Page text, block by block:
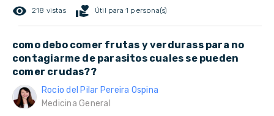
remove_red_eye 218 vistas volunteer_activism Útil para 1 persona(s)
como debo comer frutas y verdurass para no
contagiarme de parasitos cuales se pueden
comer crudas??
Rocio del Pilar Pereira Ospina
Medicina General